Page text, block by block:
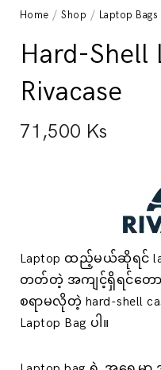
Home /Shop / Laptop Bags
Hard-Shell
Rivacase
71,500 Ks
Laptop ထည့်မယ်ဆိုရင်
တတ်တဲ့ အကျင့်ရှိရင်တော
စရာမလိုတဲ့ hard-shell
Laptop Bag ပါ။